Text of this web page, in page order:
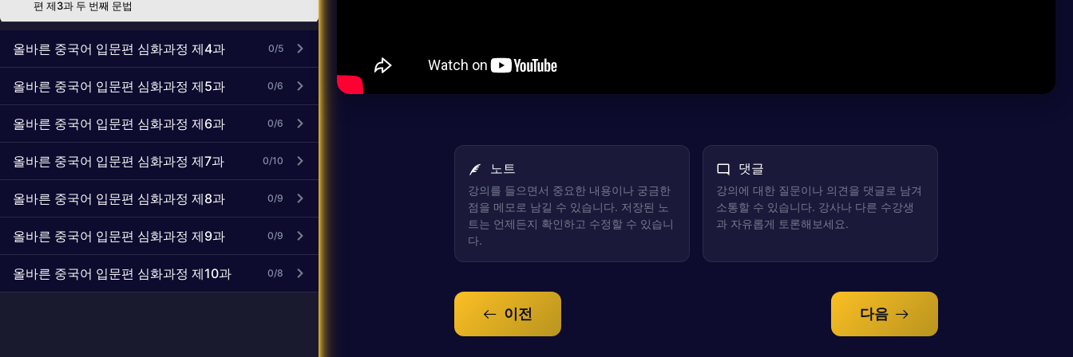
편 제3과 두 번째 문법
올바른 중국어 입문편 심화과정 제4과 0/5
올바른 중국어 입문편 심화과정 제5과 0/6
올바른 중국어 입문편 심화과정 제6과 0/6
올바른 중국어 입문편 심화과정 제7과 0/10
올바른 중국어 입문편 심화과정 제8과 0/9
올바른 중국어 입문편 심화과정 제9과 0/9
올바른 중국어 입문편 심화과정 제10과 0/8
노트
강의를 들으면서 중요한 내용이나 궁금한
점을 메모로 남길 수 있습니다. 저장된 노
트는 언제든지 확인하고 수정할 수 있습니
다.
댓글
강의에 대한 질문이나 의견을 댓글로 남겨
소통할 수 있습니다. 강사나 다른 수강생
과 자유롭게 토론해보세요.
이전 다음